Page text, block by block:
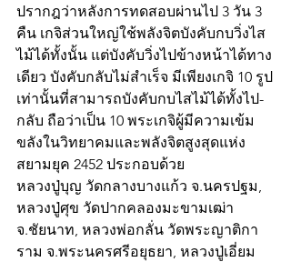
ปรากฎว่าหลังการทดสอบผ่านไป 3 วัน 3
คืน เกจิส่วนใหญ่ใช้พลังจิตบังคับกบวิ่งไส
ไม้ได้ทั้งนั้น แต่บังคับวิ่งไปข้างหน้าได้ทาง
เดียว บังคับกลับไม่สำเร็จ มีเพียงเกจิ 10 รูป
เท่านั้นที่สามารถบังคับกบไสไม้ได้ทั้งไป-
กลับ ถือว่าเป็น 10 พระเกจิผู้มีความเข้ม
ขลังในวิทยาคมและพลังจิตสูงสุดแห่ง
สยามยุค 2452 ประกอบด้วย
หลวงปู่บุญ วัดกลางบางแก้ว จ.นครปฐม,
หลวงปู่ศุข วัดปากคลองมะขามเฒ่า
จ.ชัยนาท, หลวงพ่อกลั่น วัดพระญาติกา
ราม จ.พระนครศรีอยุธยา, หลวงปู่เอี่ยม